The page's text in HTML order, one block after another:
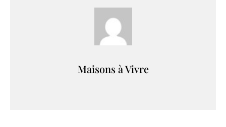
Maisons à Vivre